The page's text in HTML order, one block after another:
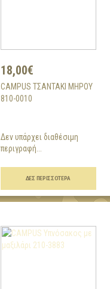
18,00€
CAMPUS ΤΣΑΝΤΆΚΙ ΜΗΡΟΎ
810-0010
Δεν υπάρχει διαθέσιμη
περιγραφή...
ΔΕΣ ΠΕΡΙΣΣΌΤΕΡΑ